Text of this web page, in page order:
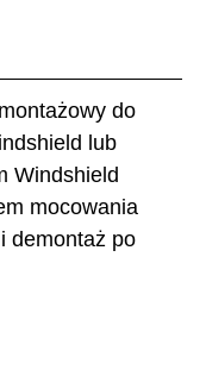
do
lub
Windshield
mocowania
demontaż po